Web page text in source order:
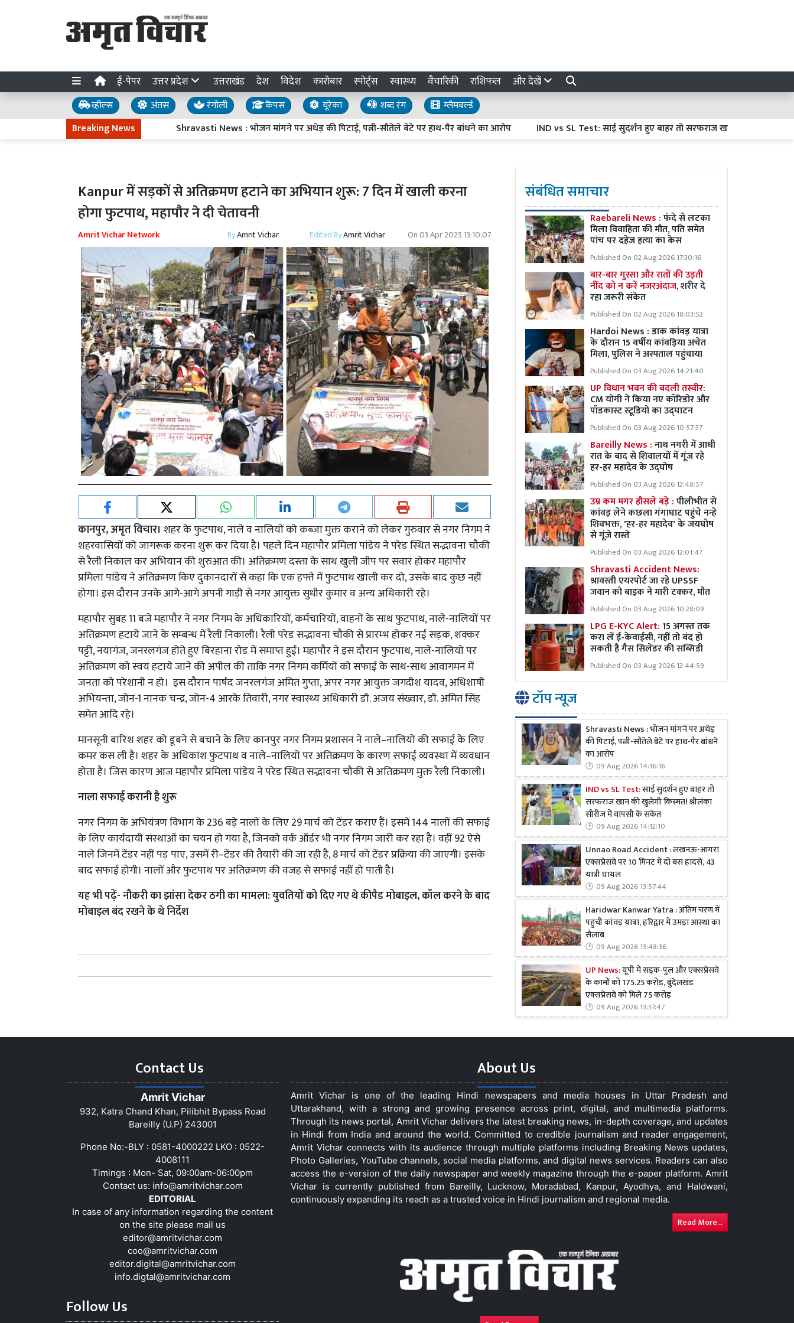
ई-पेपर उत्तर प्रदेश उत्तराखंड देश विदेश कारोबार स्पोर्ट्स स्वास्थ्य वैचारिकी राशिफल और देखें
व्हील्स अंतस रंगोली कैंपस यूरेका शब्द रंग
ग्लैमवर्ल्ड
Breaking News
Shravasti News : भोजन मांगने पर अधेड़ की पिटाई, पत्नी-सौतेले बेटे पर हाथ-पैर बांधने का आरोप IND vs SL Test: साई सुदर्शन हुए बाहर तो सरफराज खान की खुलेगी किस्मत!
Kanpur में सड़कों से अतिक्रमण हटाने का अभियान शुरू: 7 दिन में खाली करना
होगा फुटपाथ, महापौर ने दी चेतावनी
Amrit Vichar Network ByAmrit Vichar Edited ByAmrit Vichar On03 Apr 2025 13:10:07
कानपुर, अमृत विचार। शहर के फुटपाथ, नाले व नालियों को कब्जा मुक्त कराने को लेकर गुरुवार से नगर निगम ने
शहरवासियों को जागरूक करना शुरू कर दिया है। पहले दिन महापौर प्रमिला पांडेय ने परेड स्थित सद्भावना चौकी
से रैली निकाल कर अभियान की शुरुआत की। अतिक्रमण दस्ता के साथ खुली जीप पर सवार होकर महापौर
प्रमिला पांडेय ने अतिक्रमण किए दुकानदारों से कहा कि एक हफ्ते में फुटपाथ खाली कर दो, उसके बाद कुछ नहीं
होगा। इस दौरान उनके आगे-आगे अपनी गाड़ी से नगर आयुक्त सुधीर कुमार व अन्य अधिकारी रहे।
महापौर सुबह 11 बजे महापौर ने नगर निगम के अधिकारियों, कर्मचारियों, वाहनों के साथ फुटपाथ, नाले-नालियों पर
अतिक्रमण हटाये जाने के सम्बन्ध में रैली निकाली। रैली परेड सद्भावना चौकी से प्रारम्भ होकर नई सड़क, शक्कर
पट्टी, नयागंज, जनरलगंज होते हुए बिरहाना रोड में समाप्त हुई। महापौर ने इस दौरान फुटपाथ, नाले-नालियो पर
अतिक्रमण को स्वयं हटाये जाने की अपील की ताकि नगर निगम कर्मियों को सफाई के साथ-साथ आवागमन में
जनता को परेशानी न हो। इस दौरान पार्षद जनरलगंज अमित गुप्ता, अपर नगर आयुक्त जगदीश यादव, अधिशाषी
अभियन्ता, जोन-1 नानक चन्द्र, जोन-4 आरके तिवारी, नगर स्वास्थ्य अधिकारी डॉ. अजय संख्वार, डॉ. अमित सिंह
समेत आदि रहे।
मानसूनी बारिश शहर को डूबने से बचाने के लिए कानपुर नगर निगम प्रशासन ने नाले–नालियों की सफाई के लिए
कमर कस ली है। शहर के अधिकांश फुटपाथ व नाले–नालियों पर अतिक्रमण के कारण सफाई व्यवस्था में व्यवधान
होता है। जिस कारण आज महापौर प्रमिला पांडेय ने परेड स्थित सद्भावना चौकी से अतिक्रमण मुक्त रैली निकाली।
नाला सफाई करानी है शुरू
नगर निगम के अभियंत्रण विभाग के 236 बड़े नालों के लिए 29 मार्च को टेंडर कराए हैं। इसमें 144 नालों की सफाई
के लिए कार्यदायी संस्थाओं का चयन हो गया है, जिनको वर्क ऑर्डर भी नगर निगम जारी कर रहा है। वहीं 92 ऐसे
नाले जिनमें टेंडर नहीं पड़ पाए, उसमें री–टेंडर की तैयारी की जा रही है, 8 मार्च को टेंडर प्रक्रिया की जाएगी। इसके
बाद सफाई होगी। नालों और फुटपाथ पर अतिक्रमण की वजह से सफाई नहीं हो पाती है।
यह भी पढ़ें- नौकरी का झांसा देकर ठगी का मामला: युवतियों को दिए गए थे कीपैड मोबाइल, कॉल करने के बाद
मोबाइल बंद रखने के थे निर्देश
संबंधित समाचार
Raebareli News :फंदे से लटका
मिला विवाहिता की मौत, पति समेत
पांच पर दहेज हत्या का केस
Published On 02 Aug 2026 17:30:16
बार-बार गुस्सा और रातों की उड़ती
नींद को न करें नजरअंदाज,शरीर दे
रहा जरूरी संकेत
Published On 02 Aug 2026 18:03:52
Hardoi News : डाक कांवड़ यात्रा
के दौरान 15 वर्षीय कांवड़िया अचेत
मिला, पुलिस ने अस्पताल पहुंचाया
Published On 03 Aug 2026 14:21:40
UP विधान भवन की बदली तस्वीर:
CM योगी ने किया नए कॉरिडोर और
पॉडकास्ट स्टूडियो का उद्घाटन
Published On 03 Aug 2026 10:57:57
Bareilly News :नाथ नगरी में आधी
रात के बाद से शिवालयों में गूंज रहे
हर-हर महादेव के उद्घोष
Published On 03 Aug 2026 12:48:57
उम्र कम मगर हौसले बड़े :पीलीभीत से
कांवड़ लेने कछला गंगाघाट पहुंचे नन्हे
शिवभक्त, 'हर-हर महादेव' के जयघोष
से गूंजे रास्ते
Published On 03 Aug 2026 12:01:47
Shravasti Accident News:
श्रावस्ती एयरपोर्ट जा रहे UPSSF
जवान को बाइक ने मारी टक्कर, मौत
Published On 03 Aug 2026 10:28:09
LPG E-KYC Alert:15 अगस्त तक
करा लें ई-केवाईसी, नहीं तो बंद हो
सकती है गैस सिलेंडर की सब्सिडी
Published On 03 Aug 2026 12:44:59
टॉप न्यूज
Shravasti News : भोजन मांगने पर अधेड़
की पिटाई, पत्नी-सौतेले बेटे पर हाथ-पैर बांधने
का आरोप
09 Aug 2026 14:16:16
IND vs SL Test:साई सुदर्शन हुए बाहर तो
सरफराज खान की खुलेगी किस्मत! श्रीलंका
सीरीज में वापसी के संकेत
09 Aug 2026 14:12:10
Unnao Road Accident : लखनऊ-आगरा
एक्सप्रेसवे पर 10 मिनट में दो बस हादसे, 43
यात्री घायल
09 Aug 2026 13:57:44
Haridwar Kanwar Yatra : अंतिम चरण में
पहुंची कांवड़ यात्रा, हरिद्वार में उमड़ा आस्था का
सैलाब
09 Aug 2026 13:48:36
UP News:यूपी में सड़क-पुल और एक्सप्रेसवे
के कामों को 175.25 करोड़, बुंदेलखंड
एक्सप्रेसवे को मिले 75 करोड़
09 Aug 2026 13:37:47
Contact Us
Amrit Vichar
932, Katra Chand Khan, Pilibhit Bypass Road
Bareilly (U.P) 243001
Phone No:-BLY : 0581-4000222 LKO : 0522-
4008111
Timings : Mon- Sat, 09:00am-06:00pm
Contact us: info@amritvichar.com
EDITORIAL
In case of any information regarding the content
on the site please mail us
editor@amritvichar.com
coo@amritvichar.com
editor.digital@amritvichar.com
info.digtal@amritvichar.com
Follow Us
About Us
Amrit Vichar is one of the leading Hindi newspapers and media houses in Uttar Pradesh and
Uttarakhand, with a strong and growing presence across print, digital, and multimedia platforms.
Through its news portal, Amrit Vichar delivers the latest breaking news, in-depth coverage, and updates
in Hindi from India and around the world. Committed to credible journalism and reader engagement,
Amrit Vichar connects with its audience through multiple platforms including Breaking News updates,
Photo Galleries, YouTube channels, social media platforms, and digital news services. Readers can also
access the e-version of the daily newspaper and weekly magazine through the e-paper platform. Amrit
Vichar is currently published from Bareilly, Lucknow, Moradabad, Kanpur, Ayodhya, and Haldwani,
continuously expanding its reach as a trusted voice in Hindi journalism and regional media.
Read More...